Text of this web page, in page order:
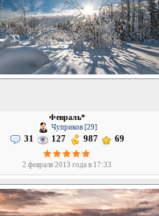
Февраль*
Чуприков [29]
31 127 987 69
2 февраля 2013 года в 17:33